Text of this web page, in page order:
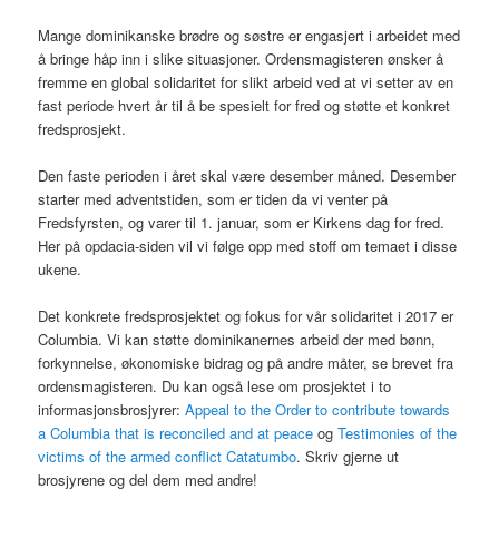
Mange dominikanske brødre og søstre er engasjert i arbeidet med
å bringe håp inn i slike situasjoner. Ordensmagisteren ønsker å
fremme en global solidaritet for slikt arbeid ved at vi setter av en
fast periode hvert år til å be spesielt for fred og støtte et konkret
fredsprosjekt.
Den faste perioden i året skal være desember måned. Desember
starter med adventstiden, som er tiden da vi venter på
Fredsfyrsten, og varer til 1. januar, som er Kirkens dag for fred.
Her på opdacia-siden vil vi følge opp med stoff om temaet i disse
ukene.
Det konkrete fredsprosjektet og fokus for vår solidaritet i 2017 er
Columbia. Vi kan støtte dominikanernes arbeid der med bønn,
forkynnelse, økonomiske bidrag og på andre måter, se brevet fra
ordensmagisteren. Du kan også lese om prosjektet i to
informasjonsbrosjyrer:Appeal to the Order to contribute towards
a Columbia that is reconciled and at peace ogTestimonies of the
victims of the armed conflict Catatumbo. Skriv gjerne ut
brosjyrene og del dem med andre!